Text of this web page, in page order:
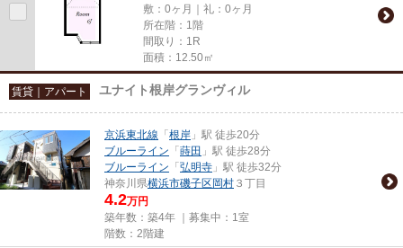
敷：0ヶ月｜礼：0ヶ月
所在階：1階
間取り：1R
面積：12.50㎡
賃貸｜アパート ユナイト根岸グランヴィル
京浜東北線 「 根岸 」駅 徒歩20分
ブルーライン 「 蒔田 」駅 徒歩28分
ブルーライン 「 弘明寺 」駅 徒歩32分
神奈川県横浜市磯子区 岡村 ３丁目
4.2万円
築年数：築4年 ｜募集中： 1室
階数：2階建